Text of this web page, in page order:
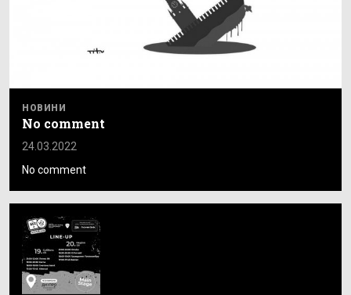
НОВИНИ
No comment
24.03.2022
No comment